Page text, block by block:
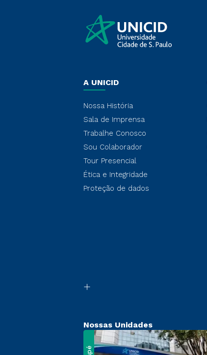
A UNICID
Nossa História
Sala de Imprensa
Trabalhe Conosco
Sou Colaborador
Tour Presencial
Ética e Integridade
Proteção de dados
Nossas Unidades